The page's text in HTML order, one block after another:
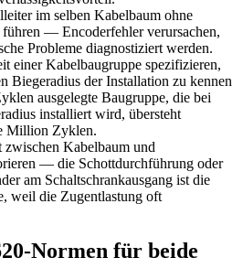
im selben Kabelbaum ohne
— Encoderfehler verursachen,
Probleme diagnostiziert werden.
einer Kabelbaugruppe spezifizieren,
Biegeradius der Installation zu kennen
ausgelegte Baugruppe, die bei
installiert wird, übersteht
Million Zyklen.
Kabelbaum und
— die Schottdurchführung oder
am Schaltschrankausgang ist die
weil die Zugentlastung oft
Normen für beide